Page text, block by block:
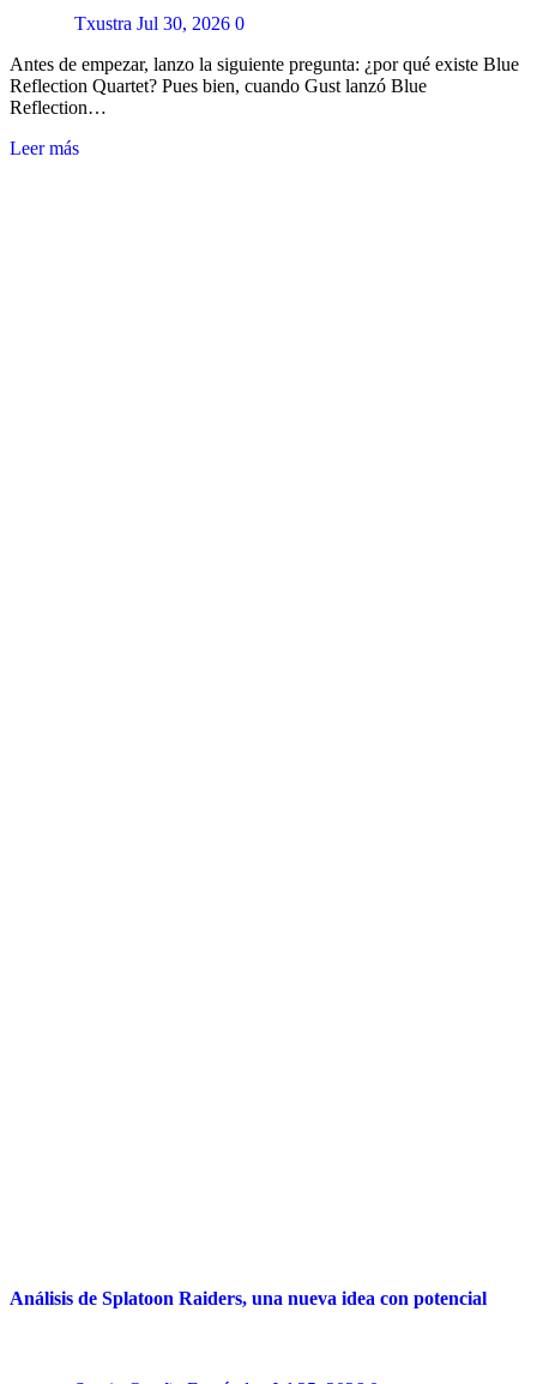
Txustra Jul 30, 2026 0
Antes de empezar, lanzo la siguiente pregunta: ¿por qué existe Blue
Reflection Quartet? Pues bien, cuando Gust lanzó Blue
Reflection…
Leer más
Análisis de Splatoon Raiders, una nueva idea con potencial